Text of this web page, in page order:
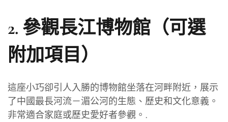
2. 參觀長江博物館（可選
附加項目）
這座小巧卻引人入勝的博物館坐落在河畔附近，展示
了中國最長河流－湄公河的生態、歷史和文化意義。
非常適合家庭或歷史愛好者參觀。.